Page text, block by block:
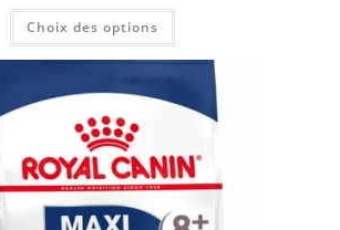
Choix des options